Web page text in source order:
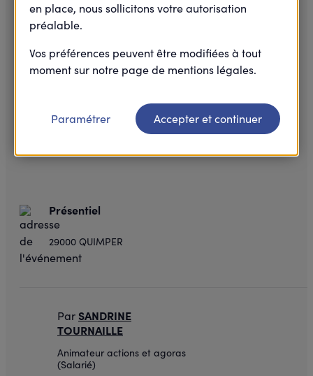
Présentiel
29000 QUIMPER
Par SANDRINE
TOURNAILLE
Animateur actions et agoras
(Salarié)
en place, nous sollicitons votre autorisation
préalable.
Vos préférences peuvent être modifiées à tout
moment sur notre page de mentions légales.
Paramétrer Accepter et continuer